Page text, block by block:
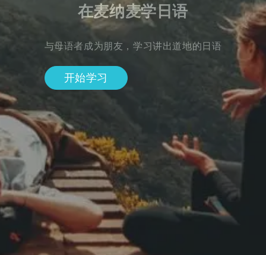
在麦纳麦学日语
与母语者成为朋友，学习讲出道地的日语
开始学习